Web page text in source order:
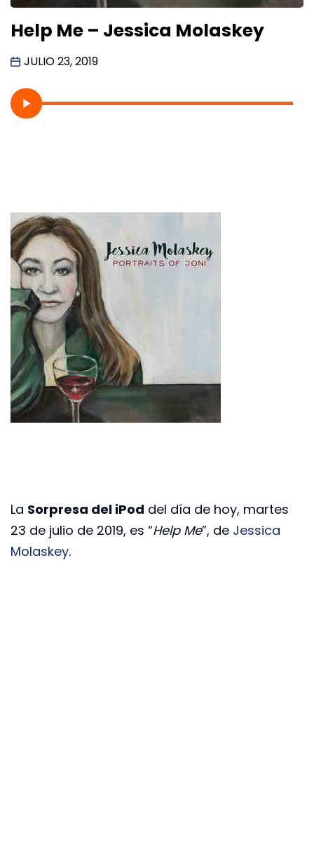
Help Me – Jessica Molaskey
JULIO 23, 2019
La Sorpresa del iPod del día de hoy, martes
23 de julio de 2019, es “Help Me”, de Jessica
Molaskey.